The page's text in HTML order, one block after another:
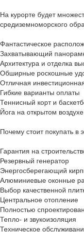
На курорте будет
средиземноморского
Фантастическое
Захватывающий
Архитектура и отделка
Обширные роскошные
Отличная
Гибкие варианты оплаты
Теннисный корт и
Йога на открытом
Почему стоит покупать в
Гарантия на
Резервный генератор
Энергосберегающий
Алюминиевые оконные
Выбор качественной
Центральное отопление
Полностью
Тепло- и звукоизоляция
Техническое